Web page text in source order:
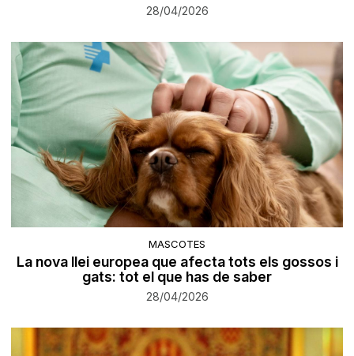
28/04/2026
MASCOTES
La nova llei europea que afecta tots els gossos i
gats: tot el que has de saber
28/04/2026